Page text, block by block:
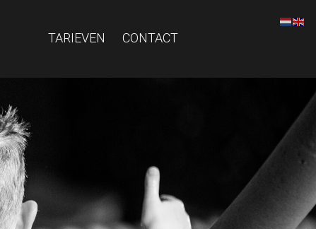
TARIEVEN CONTACT